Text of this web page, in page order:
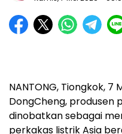
NANTONG, Tiongkok,
DongCheng, produsen
dinobatkan sebagai
perkakas listrik Asia